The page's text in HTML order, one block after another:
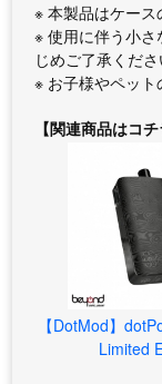
※ 本製品はケース
※ 使用に伴う小
じめご了承くださ
※ お子様やペット
【関連商品はコチ
【DotMod】
Limited